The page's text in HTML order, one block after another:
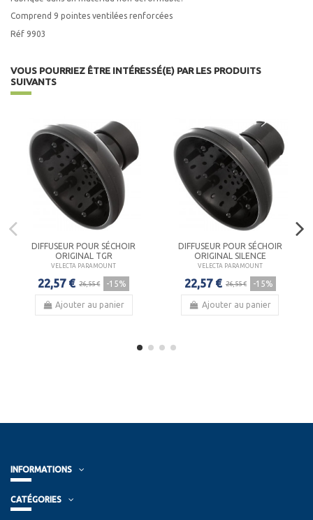
Comprend 9 pointes ventilées renforcées
Réf 9903
VOUS POURRIEZ ÊTRE INTÉRESSÉ(E) PAR LES PRODUITS
SUIVANTS
DIFFUSEUR POUR SÉCHOIR
ORIGINAL TGR
VELECTA PARAMOUNT
22,57 € 26,55 € -15%
Ajouter au panier
DIFFUSEUR POUR SÉCHOIR
ORIGINAL SILENCE
VELECTA PARAMOUNT
22,57 € 26,55 € -15%
Ajouter au panier
INFORMATIONS
CATÉGORIES